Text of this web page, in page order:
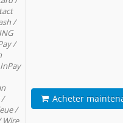
/
/
/
/
Wire
Acheter